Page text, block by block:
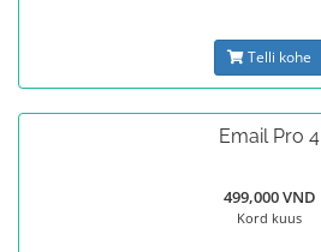
Telli kohe
Email Pro 4
499,000 VND
Kord kuus